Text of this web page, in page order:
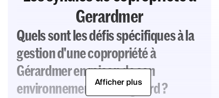
Gerardmer
Quels sont les défis spécifiques à la
gestion d'une copropriété à
Gérardmer en raison de son
environnement montagnard ?
Afficher plus